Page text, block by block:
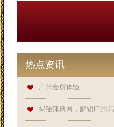
热点资讯
广州会所体验
揭秘蒲典网，解锁广州高